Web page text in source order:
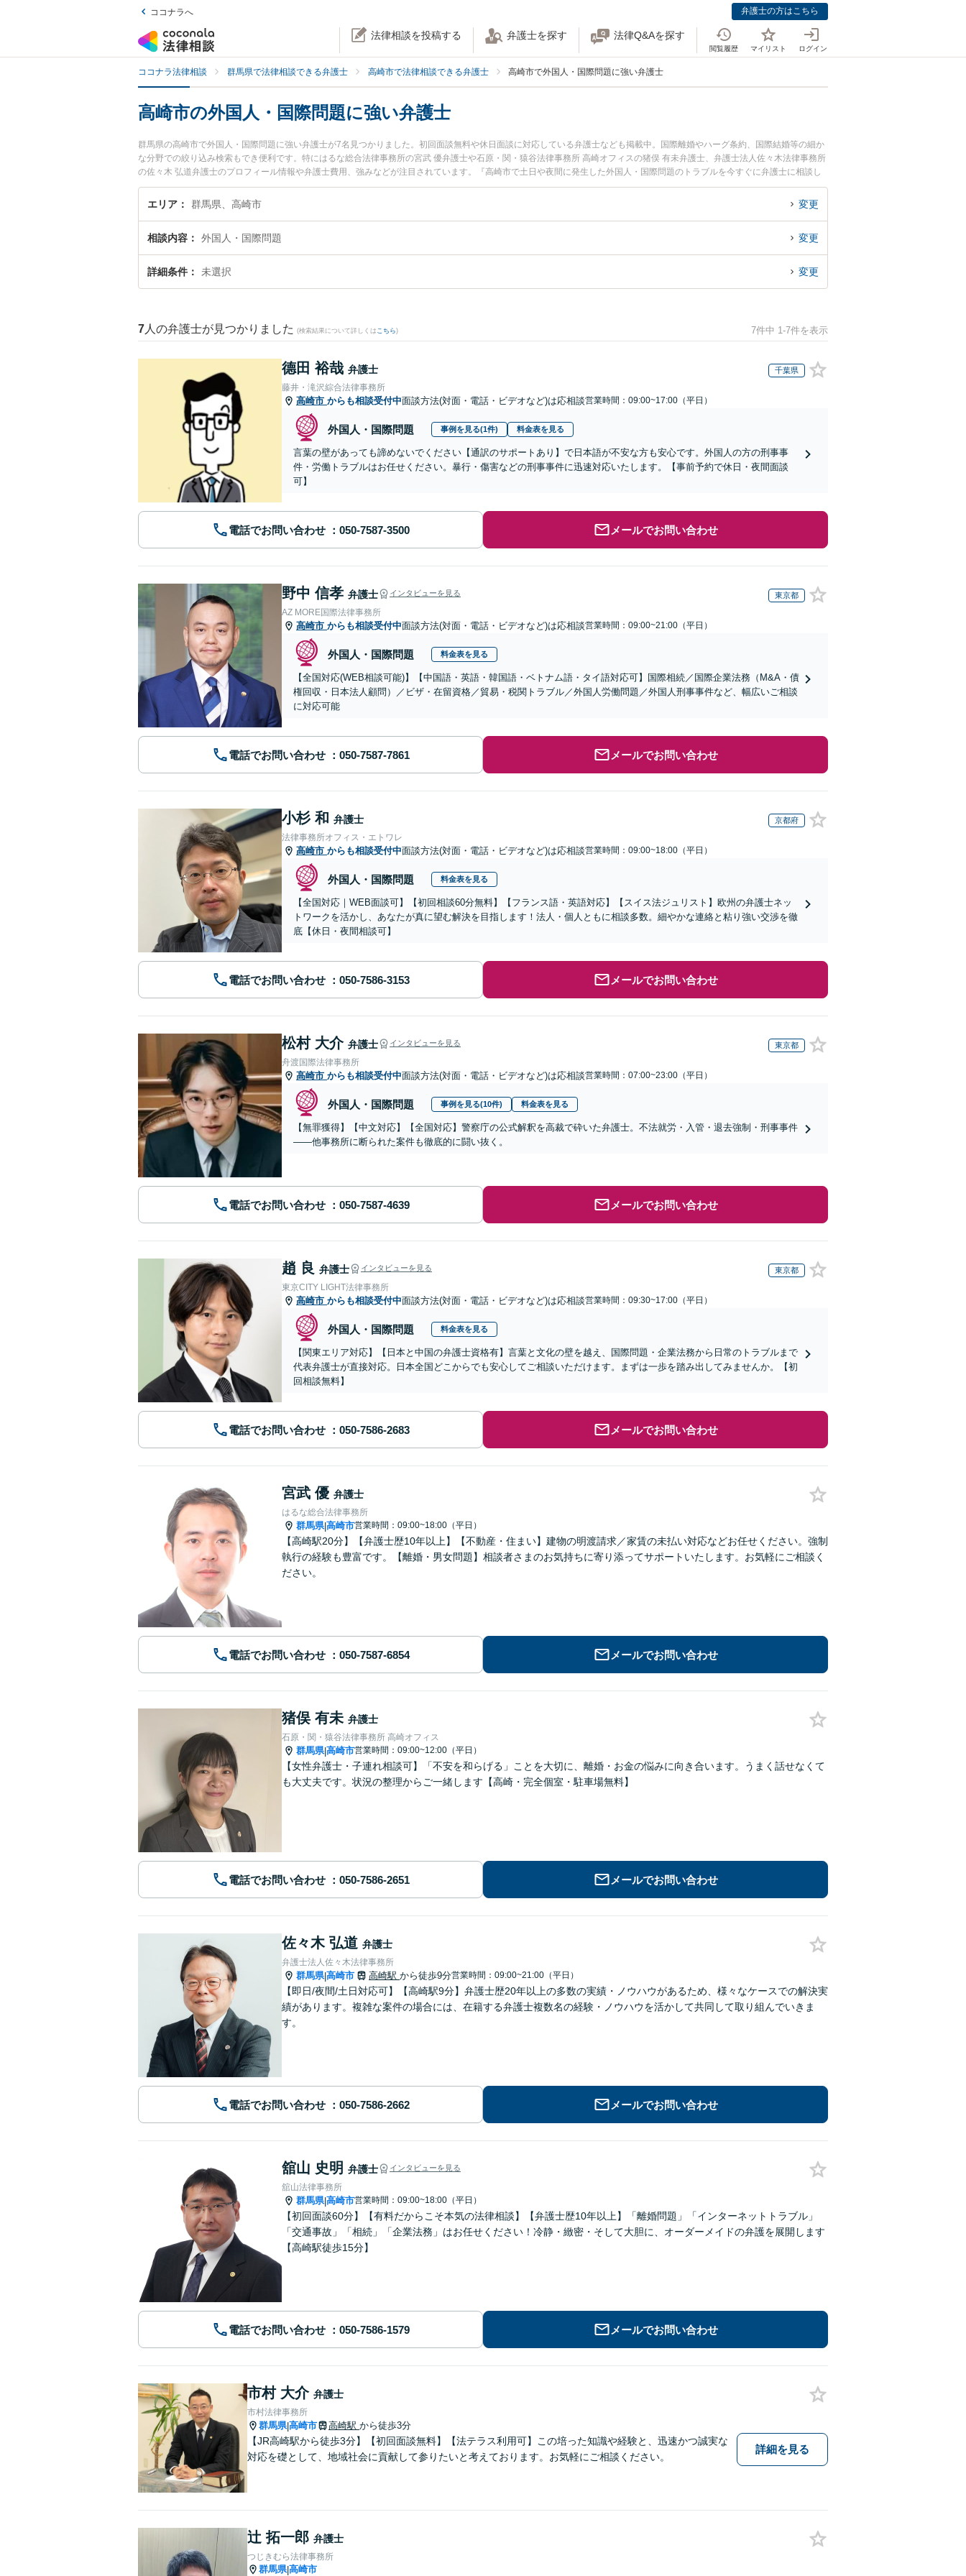
ココナラへ 弁護士の方はこちら
法律相談を投稿する 弁護士を探す 法律Q&Aを探す
閲覧履歴 マイリスト ログイン
ココナラ法律相談 群馬県で法律相談できる弁護士 高崎市で法律相談できる弁護士 高崎市で外国人・国際問題に強い弁護士
高崎市の外国人・国際問題に強い弁護士
群馬県の高崎市で外国人・国際問題に強い弁護士が7名見つかりました。初回面談無料や休日面談に対応している弁護士なども掲載中。国際離婚やハーグ条約、国際結婚等の細か
な分野での絞り込み検索もでき便利です。特にはるな総合法律事務所の宮武 優弁護士や石原・関・猿谷法律事務所 高崎オフィスの猪俣 有未弁護士、弁護士法人佐々木法律事務所
の佐々木 弘道弁護士のプロフィール情報や弁護士費用、強みなどが注目されています。『高崎市で土日や夜間に発生した外国人・国際問題のトラブルを今すぐに弁護士に相談し
たい』『外国人・国際問題のトラブル解決の実績豊富な近くの弁護士を検索したい』『初回相談無料で外国人・国際問題を法律相談できる高崎市内の弁護士に相談予約したい』な
どでお困りの相談者さんにおすすめです。
エリア 群馬県、高崎市 変更
相談内容 外国人・国際問題 変更
詳細条件 未選択 変更
7 人の弁護士が見つかりました (検索結果について詳しくは こちら) 7件中 1-7件を表示
德田 裕哉 弁護士 千葉県
藤井・滝沢綜合法律事務所
高崎市 からも相談受付中面談方法(対面・電話・ビデオなど)は応相談営業時間：09:00~17:00（平日）
外国人・国際問題 事例を見る(1件) 料金表を見る
言葉の壁があっても諦めないでください【通訳のサポートあり】で日本語が不安な方も安心です。外国人の方の刑事事
件・労働トラブルはお任せください。暴行・傷害などの刑事事件に迅速対応いたします。【事前予約で休日・夜間面談
可】
電話でお問い合わせ メールでお問い合わせ
野中 信孝 弁護士 インタビューを見る 東京都
AZ MORE国際法律事務所
高崎市 からも相談受付中面談方法(対面・電話・ビデオなど)は応相談営業時間：09:00~21:00（平日）
外国人・国際問題 料金表を見る
【全国対応(WEB相談可能)】【中国語・英語・韓国語・ベトナム語・タイ語対応可】国際相続／国際企業法務（M&A・債
権回収・日本法人顧問）／ビザ・在留資格／貿易・税関トラブル／外国人労働問題／外国人刑事事件など、幅広いご相談
に対応可能
電話でお問い合わせ メールでお問い合わせ
小杉 和 弁護士 京都府
法律事務所オフィス・エトワレ
高崎市 からも相談受付中面談方法(対面・電話・ビデオなど)は応相談営業時間：09:00~18:00（平日）
外国人・国際問題 料金表を見る
【全国対応｜WEB面談可】【初回相談60分無料】【フランス語・英語対応】【スイス法ジュリスト】欧州の弁護士ネッ
トワークを活かし、あなたが真に望む解決を目指します！法人・個人ともに相談多数。細やかな連絡と粘り強い交渉を徹
底【休日・夜間相談可】
電話でお問い合わせ メールでお問い合わせ
松村 大介 弁護士 インタビューを見る 東京都
舟渡国際法律事務所
高崎市 からも相談受付中面談方法(対面・電話・ビデオなど)は応相談営業時間：07:00~23:00（平日）
外国人・国際問題 事例を見る(10件) 料金表を見る
【無罪獲得】【中文対応】【全国対応】警察庁の公式解釈を高裁で砕いた弁護士。不法就労・入管・退去強制・刑事事件
——他事務所に断られた案件も徹底的に闘い抜く。
電話でお問い合わせ メールでお問い合わせ
趙 良 弁護士 インタビューを見る 東京都
東京CITY LIGHT法律事務所
高崎市 からも相談受付中面談方法(対面・電話・ビデオなど)は応相談営業時間：09:30~17:00（平日）
外国人・国際問題 料金表を見る
【関東エリア対応】【日本と中国の弁護士資格有】言葉と文化の壁を越え、国際問題・企業法務から日常のトラブルまで
代表弁護士が直接対応。日本全国どこからでも安心してご相談いただけます。まずは一歩を踏み出してみませんか。【初
回相談無料】
電話でお問い合わせ メールでお問い合わせ
宮武 優 弁護士
はるな総合法律事務所
群馬県|高崎市営業時間：09:00~18:00（平日）
【高崎駅20分】【弁護士歴10年以上】【不動産・住まい】建物の明渡請求／家賃の未払い対応などお任せください。強制
執行の経験も豊富です。【離婚・男女問題】相談者さまのお気持ちに寄り添ってサポートいたします。お気軽にご相談く
ださい。
電話でお問い合わせ メールでお問い合わせ
猪俣 有未 弁護士
石原・関・猿谷法律事務所 高崎オフィス
群馬県|高崎市営業時間：09:00~12:00（平日）
【女性弁護士・子連れ相談可】「不安を和らげる」ことを大切に、離婚・お金の悩みに向き合います。うまく話せなくて
も大丈夫です。状況の整理からご一緒します【高崎・完全個室・駐車場無料】
電話でお問い合わせ メールでお問い合わせ
佐々木 弘道 弁護士
弁護士法人佐々木法律事務所
群馬県|高崎市 高崎駅 から徒歩9分営業時間：09:00~21:00（平日）
【即日/夜間/土日対応可】【高崎駅9分】弁護士歴20年以上の多数の実績・ノウハウがあるため、様々なケースでの解決実
績があります。複雑な案件の場合には、在籍する弁護士複数名の経験・ノウハウを活かして共同して取り組んでいきま
す。
電話でお問い合わせ メールでお問い合わせ
舘山 史明 弁護士 インタビューを見る
舘山法律事務所
群馬県|高崎市営業時間：09:00~18:00（平日）
【初回面談60分】【有料だからこそ本気の法律相談】【弁護士歴10年以上】「離婚問題」「インターネットトラブル」
「交通事故」「相続」「企業法務」はお任せください！冷静・緻密・そして大胆に、オーダーメイドの弁護を展開します
【高崎駅徒歩15分】
電話でお問い合わせ メールでお問い合わせ
市村 大介 弁護士
市村法律事務所
群馬県|高崎市 高崎駅 から徒歩3分
【JR高崎駅から徒歩3分】【初回面談無料】【法テラス利用可】この培った知識や経験と、迅速かつ誠実な
対応を礎として、地域社会に貢献して参りたいと考えております。お気軽にご相談ください。
詳細を見る
辻 拓一郎 弁護士
つじきむら法律事務所
群馬県|高崎市